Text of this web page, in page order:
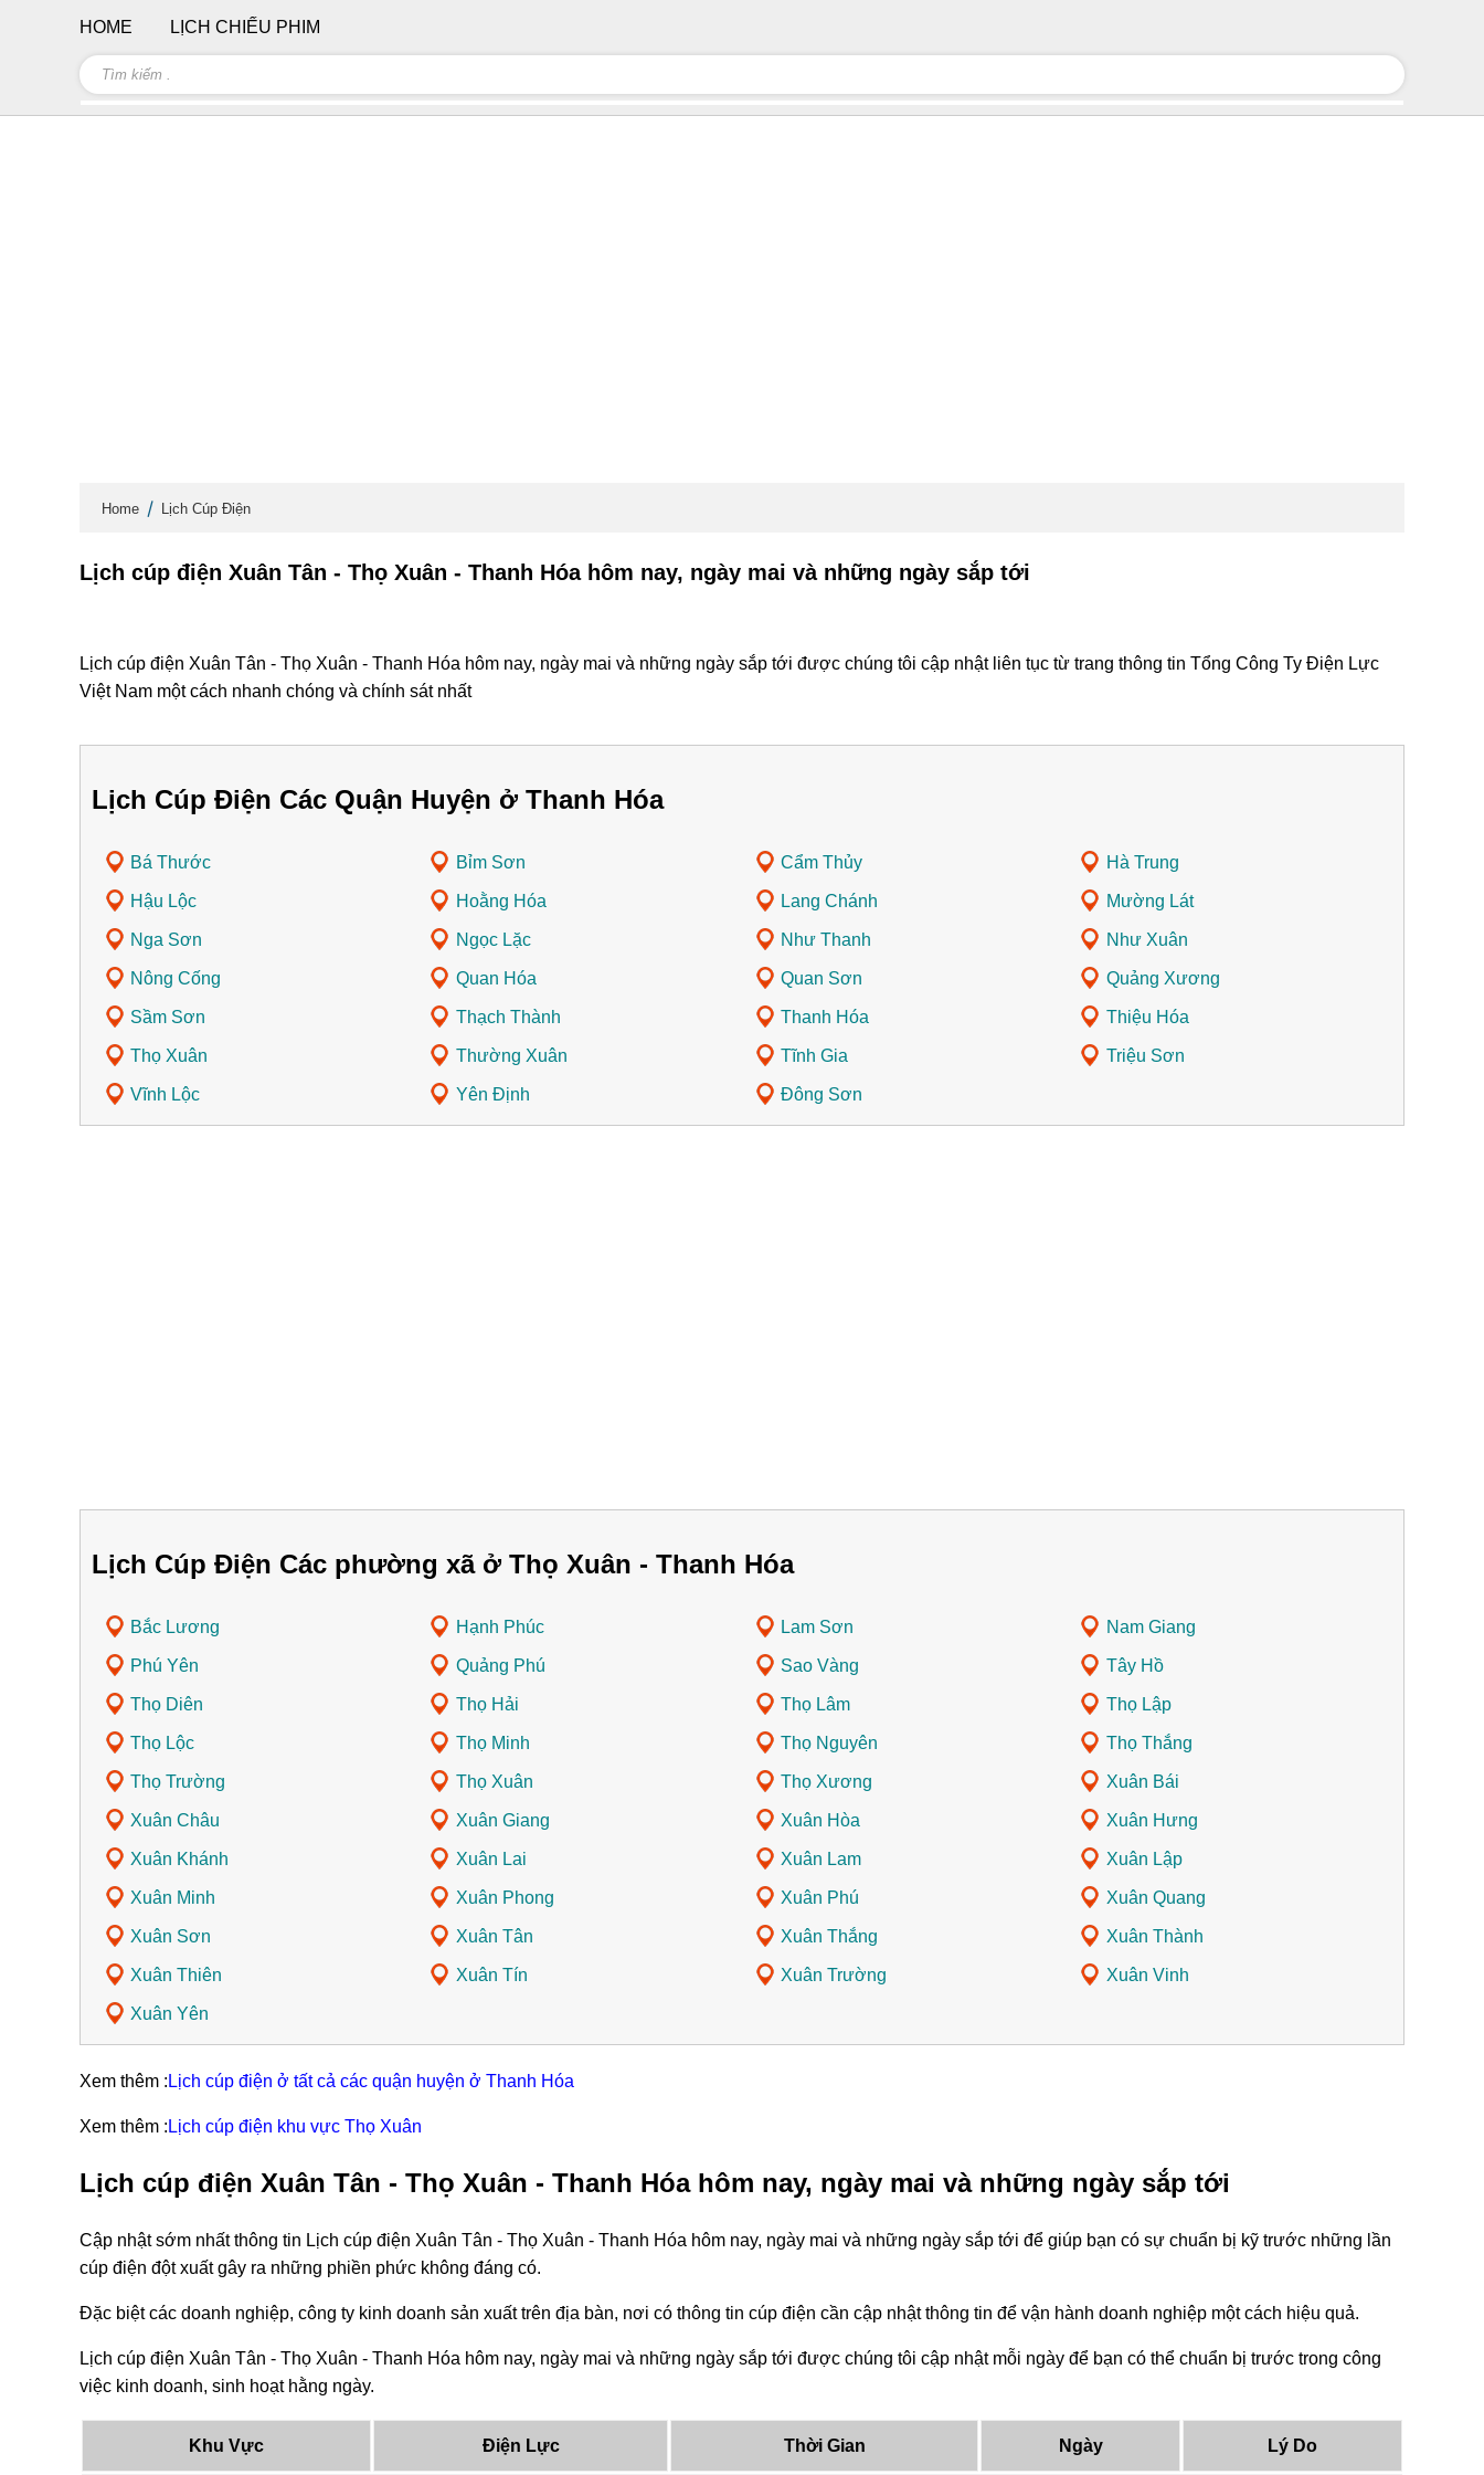
Home Lịch Cúp Điện
Lịch cúp điện Xuân Tân - Thọ Xuân - Thanh Hóa hôm nay, ngày mai và những ngày sắp tới
Lịch cúp điện Xuân Tân - Thọ Xuân - Thanh Hóa hôm nay, ngày mai và những ngày sắp tới được chúng tôi cập nhật liên tục từ trang thông tin Tổng Công Ty Điện Lực
Việt Nam một cách nhanh chóng và chính sát nhất
Lịch Cúp Điện Các Quận Huyện ở Thanh Hóa
Bá Thước Bỉm Sơn Cẩm Thủy Hà Trung
Hậu Lộc Hoằng Hóa Lang Chánh Mường Lát
Nga Sơn Ngọc Lặc Như Thanh Như Xuân
Nông Cống Quan Hóa Quan Sơn Quảng Xương
Sầm Sơn Thạch Thành Thanh Hóa Thiệu Hóa
Thọ Xuân Thường Xuân Tĩnh Gia Triệu Sơn
Vĩnh Lộc Yên Định Đông Sơn
Lịch Cúp Điện Các phường xã ở Thọ Xuân - Thanh Hóa
Bắc Lương Hạnh Phúc Lam Sơn Nam Giang
Phú Yên Quảng Phú Sao Vàng Tây Hồ
Thọ Diên Thọ Hải Thọ Lâm Thọ Lập
Thọ Lộc Thọ Minh Thọ Nguyên Thọ Thắng
Thọ Trường Thọ Xuân Thọ Xương Xuân Bái
Xuân Châu Xuân Giang Xuân Hòa Xuân Hưng
Xuân Khánh Xuân Lai Xuân Lam Xuân Lập
Xuân Minh Xuân Phong Xuân Phú Xuân Quang
Xuân Sơn Xuân Tân Xuân Thắng Xuân Thành
Xuân Thiên Xuân Tín Xuân Trường Xuân Vinh
Xuân Yên
Xem thêm : Lịch cúp điện ở tất cả các quận huyện ở Thanh Hóa
Xem thêm : Lịch cúp điện khu vực Thọ Xuân
Lịch cúp điện Xuân Tân - Thọ Xuân - Thanh Hóa hôm nay, ngày mai và những ngày sắp tới
Cập nhật sớm nhất thông tin Lịch cúp điện Xuân Tân - Thọ Xuân - Thanh Hóa hôm nay, ngày mai và những ngày sắp tới để giúp bạn có sự chuẩn bị kỹ trước những lần
cúp điện đột xuất gây ra những phiền phức không đáng có.
Đặc biệt các doanh nghiệp, công ty kinh doanh sản xuất trên địa bàn, nơi có thông tin cúp điện cần cập nhật thông tin để vận hành doanh nghiệp một cách hiệu quả.
Lịch cúp điện Xuân Tân - Thọ Xuân - Thanh Hóa hôm nay, ngày mai và những ngày sắp tới được chúng tôi cập nhật mỗi ngày để bạn có thể chuẩn bị trước trong công
việc kinh doanh, sinh hoạt hằng ngày.
Khu Vực Điện Lực Thời Gian Ngày Lý Do
HOME LỊCH CHIẾU PHIM